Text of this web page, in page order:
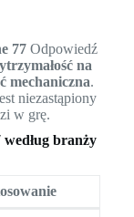
77Odpowiedź
na
mechaniczna.
niezastąpiony
w grę.
branży